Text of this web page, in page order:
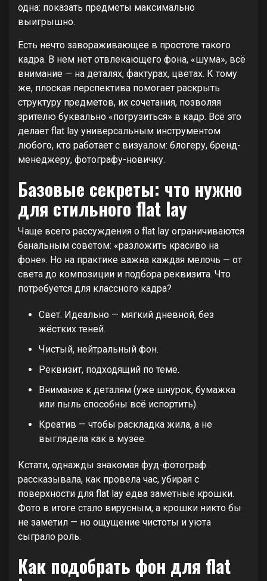
одна: показать предметы максимально
выигрышно.
Есть нечто завораживающее в простоте такого
кадра. В нем нет отвлекающего фона, «шума», всё
внимание — на деталях, фактурах, цветах. К тому
же, плоская перспектива помогает раскрыть
структуру предметов, их сочетания, позволяя
зрителю буквально «погрузиться» в кадр. Всё это
делает flat lay универсальным инструментом
любого, кто работает с визуалом: блогеру, бренд-
менеджеру, фотографу-новичку.
Базовые секреты: что нужно
для стильного flat lay
Чаще всего рассуждения о flat lay ограничиваются
банальным советом: «разложить красиво на
фоне». Но на практике важна каждая мелочь — от
света до композиции и подбора реквизита. Что
потребуется для классного кадра?
Свет. Идеально — мягкий дневной, без
жёстких теней.
Чистый, нейтральный фон.
Реквизит, подходящий по теме.
Внимание к деталям (уже шнурок, бумажка
или пыль способны всё испортить).
Креатив — чтобы раскладка жила, а не
выглядела как в музее.
Кстати, однажды знакомая фуд-фотограф
рассказывала, как провела час, убирая с
поверхности для flat lay едва заметные крошки.
Фото в итоге стало вирусным, а крошки никто бы
не заметил — но ощущение чистоты и уюта
сыграло роль.
Как подобрать фон для flat